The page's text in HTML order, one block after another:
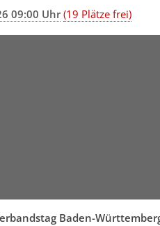
09:00 Uhr(19 Plätze frei)
Baden-